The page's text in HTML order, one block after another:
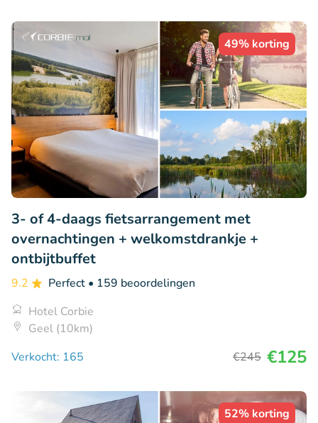
49% korting
3- of 4-daags fietsarrangement met
overnachtingen + welkomstdrankje +
ontbijtbuffet
9.2 Perfect • 159 beoordelingen
Hotel Corbie
Geel (10km)
Verkocht: 165
€245 €125
52% korting